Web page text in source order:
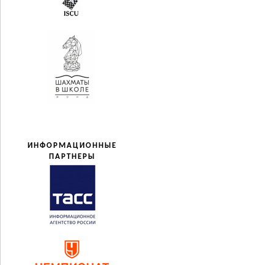
ИНФОРМАЦИОННЫЕ
ПАРТНЕРЫ